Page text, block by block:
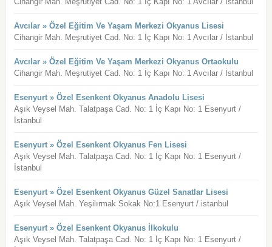
Avcılar » Özel Eğitim Ve Yaşam Merkezi Okyanus Lisesi
Cihangir Mah. Meşrutiyet Cad. No: 1 İç Kapı No: 1 Avcılar / İstanbul
Avcılar » Özel Eğitim Ve Yaşam Merkezi Okyanus Ortaokulu
Cihangir Mah. Meşrutiyet Cad. No: 1 İç Kapı No: 1 Avcılar / İstanbul
Esenyurt » Özel Esenkent Okyanus Anadolu Lisesi
Aşık Veysel Mah. Talatpaşa Cad. No: 1 İç Kapı No: 1 Esenyurt /
İstanbul
Esenyurt » Özel Esenkent Okyanus Fen Lisesi
Aşık Veysel Mah. Talatpaşa Cad. No: 1 İç Kapı No: 1 Esenyurt /
İstanbul
Esenyurt » Özel Esenkent Okyanus Güzel Sanatlar Lisesi
Aşık Veysel Mah. Yeşilırmak Sokak No:1 Esenyurt / istanbul
Esenyurt » Özel Esenkent Okyanus İlkokulu
Aşık Veysel Mah. Talatpaşa Cad. No: 1 İç Kapı No: 1 Esenyurt /